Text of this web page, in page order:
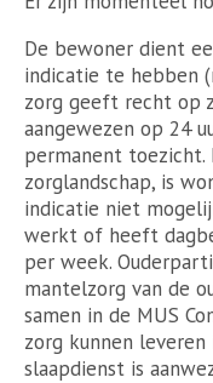
De bewoner dient
indicatie te hebben
zorg geeft recht op
aangewezen op 24
permanent toezicht.
zorglandschap, is
indicatie niet
werkt of heeft
per week.
mantelzorg van de
samen in de MUS
zorg kunnen leveren
slaapdienst is